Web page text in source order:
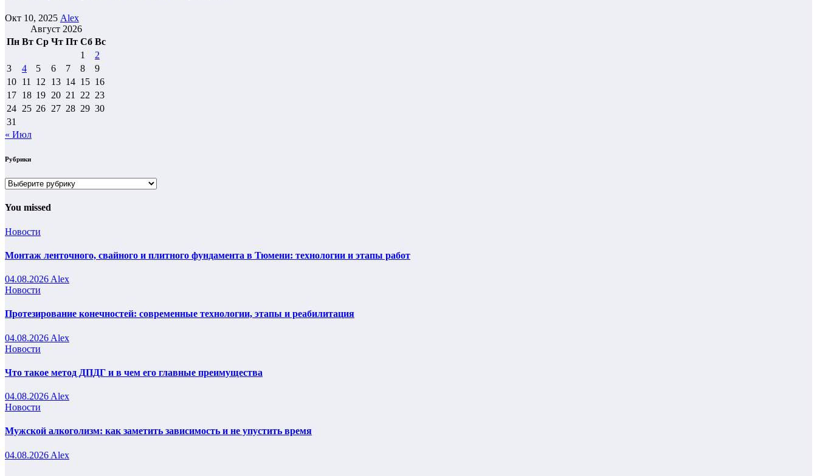
Окт 10, 2025 Alex
Август 2026
Пн Вт Ср Чт Пт Сб Вс
1
2
3
4 5 6 7 8
9
10 11 12 13 14 15 16
17 18 19 20 21 22 23
24 25 26 27 28 29 30
31
« Июл
Рубрики
Рубрики
You missed
Новости
Монтаж ленточного, свайного и плитного фундамента в Тюмени: технологии и этапы работ
04.08.2026 Alex
Новости
Протезирование конечностей: современные технологии, этапы и реабилитация
04.08.2026 Alex
Новости
Что такое метод ДПДГ и в чем его главные преимущества
04.08.2026 Alex
Новости
Мужской алкоголизм: как заметить зависимость и не упустить время
04.08.2026 Alex